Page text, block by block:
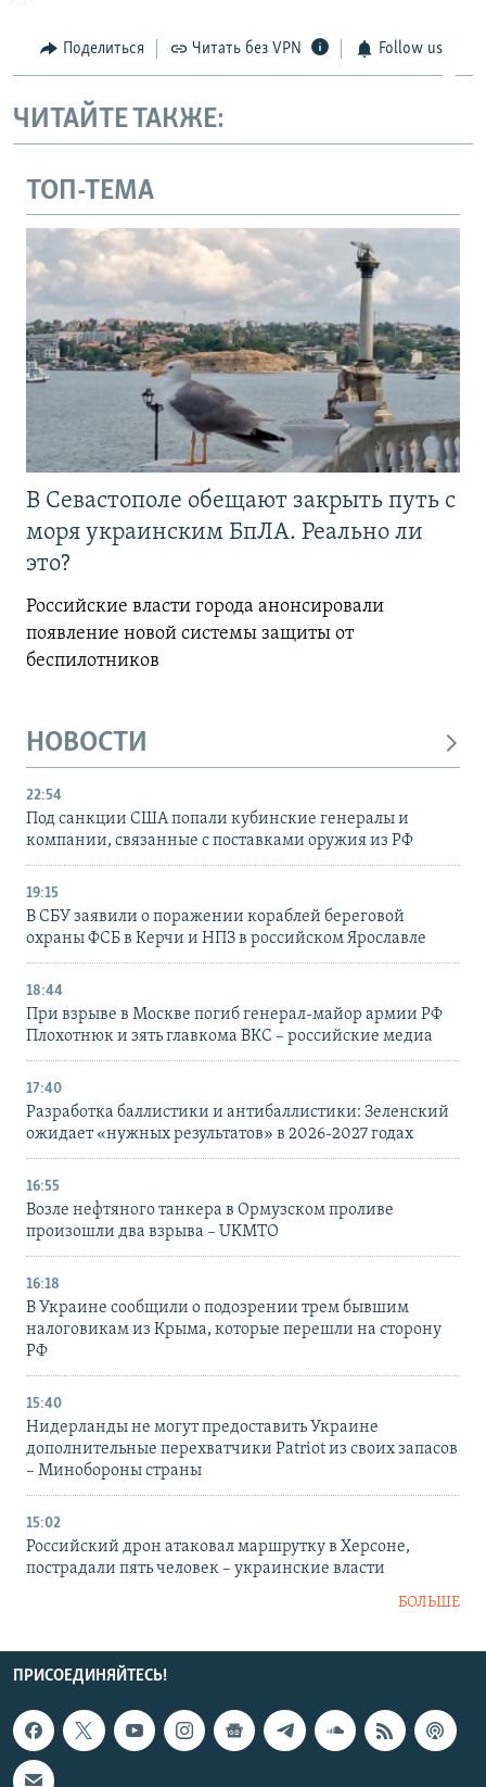
Поделиться Читать без VPN Follow us
ЧИТАЙТЕ ТАКЖЕ:
ТОП-ТЕМА
В Севастополе обещают закрыть путь с
моря украинским БпЛА. Реально ли
это?
Российские власти города анонсировали
появление новой системы защиты от
беспилотников
НОВОСТИ
22:54
Под санкции США попали кубинские генералы и
компании, связанные с поставками оружия из РФ
19:15
В СБУ заявили о поражении кораблей береговой
охраны ФСБ в Керчи и НПЗ в российском Ярославле
18:44
При взрыве в Москве погиб генерал-майор армии РФ
Плохотнюк и зять главкома ВКС – российские медиа
17:40
Разработка баллистики и антибаллистики: Зеленский
ожидает «нужных результатов» в 2026-2027 годах
16:55
Возле нефтяного танкера в Ормузском проливе
произошли два взрыва – UKMTO
16:18
В Украине сообщили о подозрении трем бывшим
налоговикам из Крыма, которые перешли на сторону
РФ
15:40
Нидерланды не могут предоставить Украине
дополнительные перехватчики Patriot из своих запасов
– Минобороны страны
15:02
Российский дрон атаковал маршрутку в Херсоне,
пострадали пять человек – украинские власти
БОЛЬШЕ
ПРИСОЕДИНЯЙТЕСЬ!